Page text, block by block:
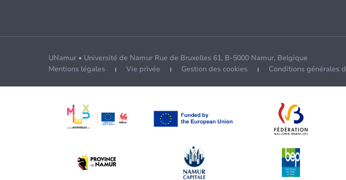
UNamur • Université de Namur Rue de Bruxelles 61, B-5000 Namur, Belgique
Mentions légales
Vie privée Gestion des cookies Conditions générales